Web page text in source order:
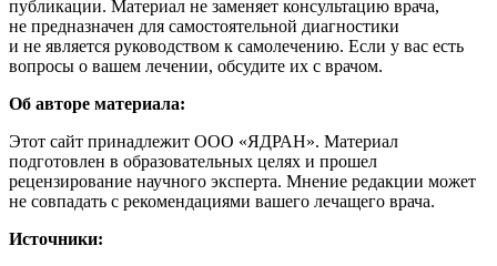
публикации. Материал не заменяет консультацию врача,
не предназначен для самостоятельной диагностики
и не является руководством к самолечению. Если у вас есть
вопросы о вашем лечении, обсудите их с врачом.
Об авторе материала:
Этот сайт принадлежит ООО «ЯДРАН». Материал
подготовлен в образовательных целях и прошел
рецензирование научного эксперта. Мнение редакции может
не совпадать с рекомендациями вашего лечащего врача.
Источники: